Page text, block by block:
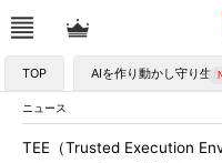
TOP AIを作り動かし守り生
ニュース
TEE（Trusted Execution